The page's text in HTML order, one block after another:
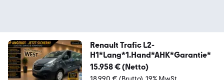
Renault Trafic L2-
H1*Lang*1.Hand*AHK*Garantie*
15.958 € (Netto)